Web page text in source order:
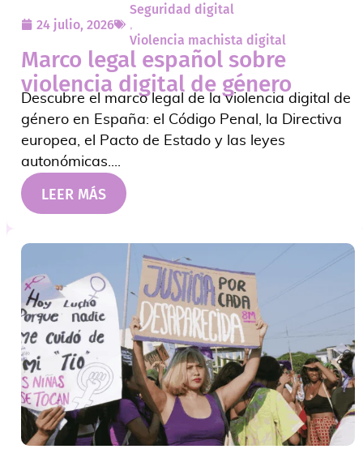
24 julio, 2026
Seguridad digital
Violencia machista digital
Marco legal español sobre
violencia digital de género
Descubre el marco legal de la violencia digital de
género en España: el Código Penal, la Directiva
europea, el Pacto de Estado y las leyes
autonómicas....
LEER MÁS